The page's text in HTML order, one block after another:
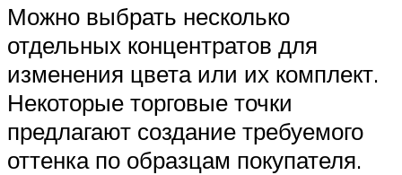
Можно выбрать несколько
отдельных концентратов для
изменения цвета или их комплект.
Некоторые торговые точки
предлагают создание требуемого
оттенка по образцам покупателя.